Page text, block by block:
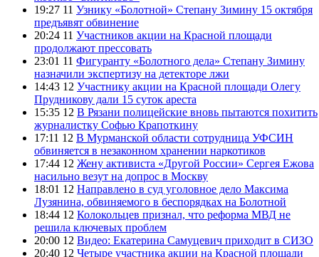
19:27 11 Узнику «Болотной» Степану Зимину 15 октября
предъявят обвинение
20:24 11 Участников акции на Красной площади
продолжают прессовать
23:01 11 Фигуранту «Болотного дела» Степану Зимину
назначили экспертизу на детекторе лжи
14:43 12 Участнику акции на Красной площади Олегу
Прудникову дали 15 суток ареста
15:35 12 В Рязани полицейские вновь пытаются похитить
журналистку Софью Крапоткину
17:11 12 В Мурманской области сотрудница УФСИН
обвиняется в незаконном хранении наркотиков
17:44 12 Жену активиста «Другой России» Сергея Ежова
насильно везут на допрос в Москву
18:01 12 Направлено в суд уголовное дело Максима
Лузянина, обвиняемого в беспорядках на Болотной
18:44 12 Колокольцев признал, что реформа МВД не
решила ключевых проблем
20:00 12 Видео: Екатерина Самуцевич приходит в СИЗО
20:40 12 Четыре участника акции на Красной площади